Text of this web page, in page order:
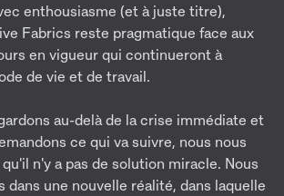
enthousiasme (et à juste titre),
Fabrics reste pragmatique face aux
en vigueur qui continueront à
de vie et de travail.
au-delà de la crise immédiate et
ce qui va suivre, nous nous
n'y a pas de solution miracle. Nous
dans une nouvelle réalité, dans laquelle